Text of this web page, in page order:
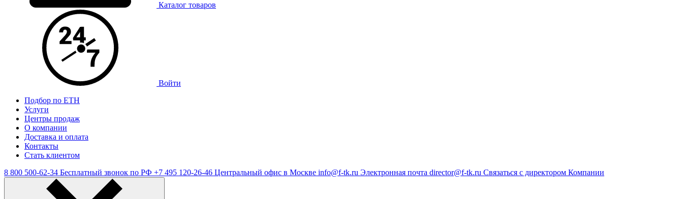
Каталог товаров
Войти
Подбор по ЕТН
Услуги
Центры продаж
О компании
Доставка и оплата
Контакты
Стать клиентом
8 800 500-62-34 Бесплатный звонок по РФ +7 495 120-26-46 Центральный офис в Москве info@f-tk.ru Электронная почта director@f-tk.ru Связаться с директором Компании